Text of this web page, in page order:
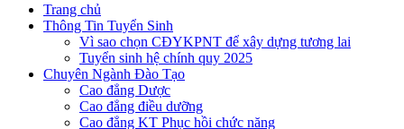
Trang chủ
Thông Tin Tuyển Sinh
Vì sao chọn CĐYKPNT để xây dựng tương lai
Tuyển sinh hệ chính quy 2025
Chuyên Ngành Đào Tạo
Cao đẳng Dược
Cao đẳng điều dưỡng
Cao đẳng KT Phục hồi chức năng